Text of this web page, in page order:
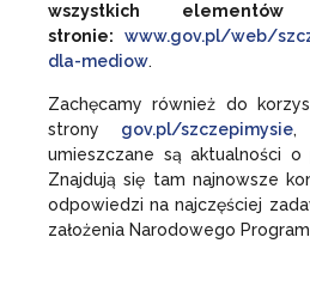
wszystkich
stronie: www.gov.pl/web/
dla-mediow.
Zachęcamy również do
strony gov.pl/szczepimysie,
umieszczane są aktualności o
Znajdują się tam najnowsze
odpowiedzi na najczęściej
założenia Narodowego